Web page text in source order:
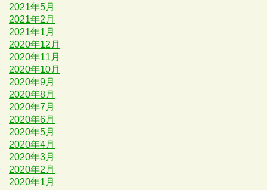
2021年5月
2021年2月
2021年1月
2020年12月
2020年11月
2020年10月
2020年9月
2020年8月
2020年7月
2020年6月
2020年5月
2020年4月
2020年3月
2020年2月
2020年1月